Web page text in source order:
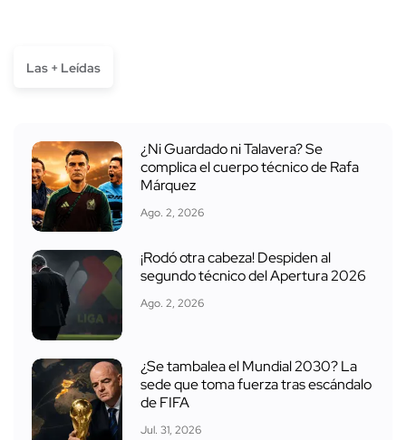
Las + Leídas
¿Ni Guardado ni Talavera? Se
complica el cuerpo técnico de Rafa
Márquez
Ago. 2, 2026
¡Rodó otra cabeza! Despiden al
segundo técnico del Apertura 2026
Ago. 2, 2026
¿Se tambalea el Mundial 2030? La
sede que toma fuerza tras escándalo
de FIFA
Jul. 31, 2026